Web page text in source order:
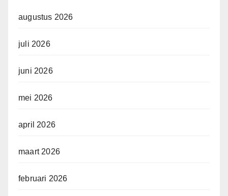
augustus 2026
juli 2026
juni 2026
mei 2026
april 2026
maart 2026
februari 2026